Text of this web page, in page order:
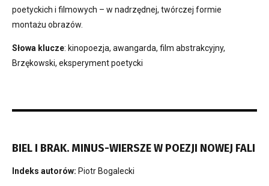
poetyckich i filmowych – w nadrzędnej, twórczej formie
montażu obrazów.
Słowa klucze: kinopoezja, awangarda, film abstrakcyjny,
Brzękowski, eksperyment poetycki
BIEL I BRAK. MINUS-WIERSZE W POEZJI NOWEJ FALI
Indeks autorów: Piotr Bogalecki